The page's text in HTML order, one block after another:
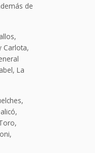
de
Carlota,
La